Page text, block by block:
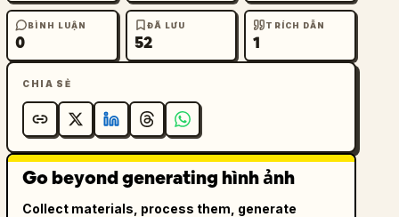
BÌNH LUẬN
0
ĐÃ LƯU
52
TRÍCH DẪN
1
CHIA SẺ
Go beyond generating hình ảnh
Collect materials, process them, generate